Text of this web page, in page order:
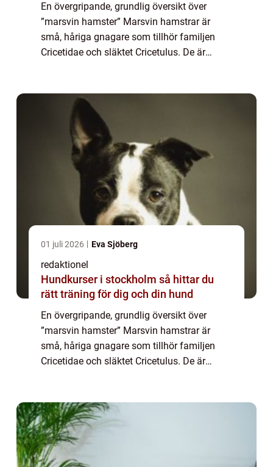
En övergripande, grundlig översikt över
”marsvin hamster” Marsvin hamstrar är
små, håriga gnagare som tillhör familjen
Cricetidae och släktet Cricetulus. De är
01 juli 2026 Eva Sjöberg
redaktionel
Hundkurser i stockholm så hittar du
rätt träning för dig och din hund
En övergripande, grundlig översikt över
”marsvin hamster” Marsvin hamstrar är
små, håriga gnagare som tillhör familjen
Cricetidae och släktet Cricetulus. De är